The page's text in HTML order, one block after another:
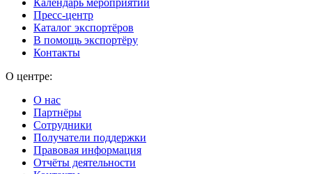
Календарь мероприятий
Пресс-центр
Каталог экспортёров
В помощь экспортёру
Контакты
О центре:
О нас
Партнёры
Сотрудники
Получатели поддержки
Правовая информация
Отчёты деятельности